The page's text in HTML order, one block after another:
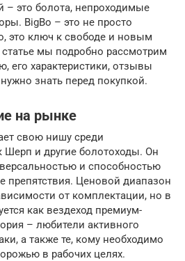
– это болота, непроходимые
BigBo – это не просто
это ключ к свободе и новым
мы подробно рассмотрим
его характеристики, отзывы
знать перед покупкой.
на рынке
свою нишу среди
Шерп и другие болотоходы. Он
и способностью
препятствия. Ценовой диапазон
от комплектации, но в
как вездеход премиум-
– любители активного
а также те, кому необходимо
в рабочих целях.